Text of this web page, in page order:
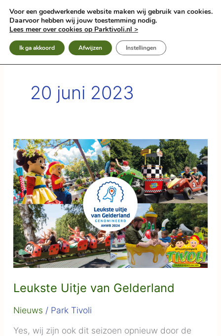
naar
inhoud
20 juni 2023
Leukste Uitje van Gelderland
Nieuws / Park Tivoli
Yes, wij zijn ook dit seizoen opnieuw door de
Leukste
Uitje
van
Gelderland
Voor een goedwerkende website maken wij gebruik van cookies.
Daarvoor hebben wij jouw toestemming nodig.
Lees meer over cookies op Parktivoli.nl >
Ik ga akkoord Afwijzen Instellingen